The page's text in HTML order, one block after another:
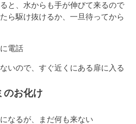
と、水からも手が伸びて来るので
ら駆け抜けるか、一旦待ってから
電話
いので、すぐ近くにある扉に入る
のお化け
なるが、まだ何も来ない